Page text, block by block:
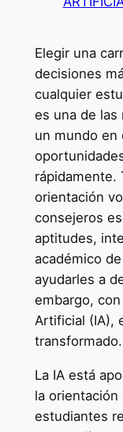
Elegir una
decisiones
cualquier
es una de las
un mundo en
rápidamente.
orientación
consejeros
aptitudes,
académico
ayudarles a
embargo,
Artificial (IA),
transformado.
La IA está
la
estudiantes